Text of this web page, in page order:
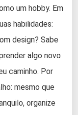
um hobby. Em
habilidades:
design? Sabe
algo novo
caminho. Por
mesmo que
organize